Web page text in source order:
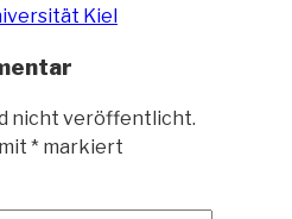
Kiel
nicht veröffentlicht.
* markiert